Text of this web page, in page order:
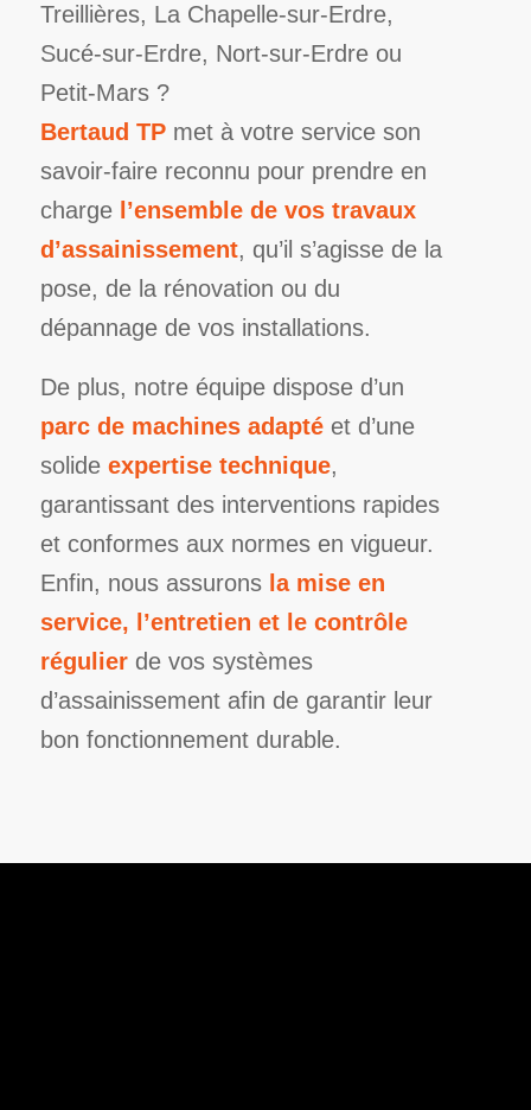
Treillières, La Chapelle-sur-Erdre,
Sucé-sur-Erdre, Nort-sur-Erdre ou
Petit-Mars ?
Bertaud TPmet à votre service son
savoir-faire reconnu pour prendre en
charge l’ensemble de vos travaux
d’assainissement, qu’il s’agisse de la
pose, de la rénovation ou du
dépannage de vos installations.
De plus, notre équipe dispose d’un
parc de machines adaptéet d’une
solide expertise technique,
garantissant des interventions rapides
et conformes aux normes en vigueur.
Enfin, nous assurons la mise en
service, l’entretien et le contrôle
régulierde vos systèmes
d’assainissement afin de garantir leur
bon fonctionnement durable.